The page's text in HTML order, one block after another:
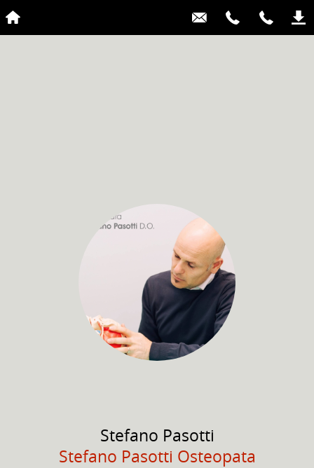
Stefano Pasotti
Stefano Pasotti Osteopata